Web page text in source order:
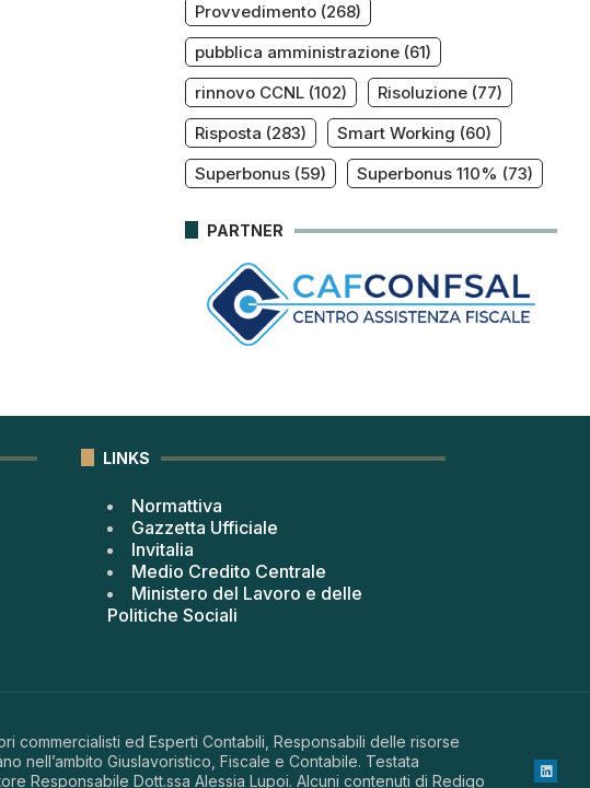
Provvedimento(268)
pubblica amministrazione(61)
rinnovo CCNL(102) Risoluzione(77)
Risposta (283) Smart Working (60)
Superbonus(59) Superbonus 110% (73)
PARTNER
LINKS
Normattiva
Gazzetta Ufficiale
Invitalia
Medio Credito Centrale
Ministero del Lavoro e delle
Politiche Sociali
commercialisti ed Esperti Contabili, Responsabili delle risorse
nell’ambito Giuslavoristico, Fiscale e Contabile. Testata
Responsabile Dott.ssa Alessia Lupoi. Alcuni contenuti di Redigo